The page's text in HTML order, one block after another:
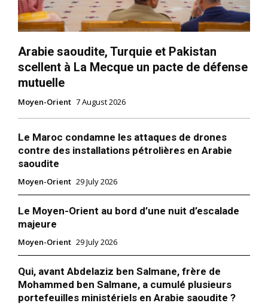
Arabie saoudite, Turquie et Pakistan
scellent à La Mecque un pacte de défense
mutuelle
Moyen-Orient 7 August 2026
Le Maroc condamne les attaques de drones
contre des installations pétrolières en Arabie
saoudite
Moyen-Orient 29 July 2026
Le Moyen-Orient au bord d’une nuit d’escalade
majeure
Moyen-Orient 29 July 2026
Qui, avant Abdelaziz ben Salmane, frère de
Mohammed ben Salmane, a cumulé plusieurs
portefeuilles ministériels en Arabie saoudite ?